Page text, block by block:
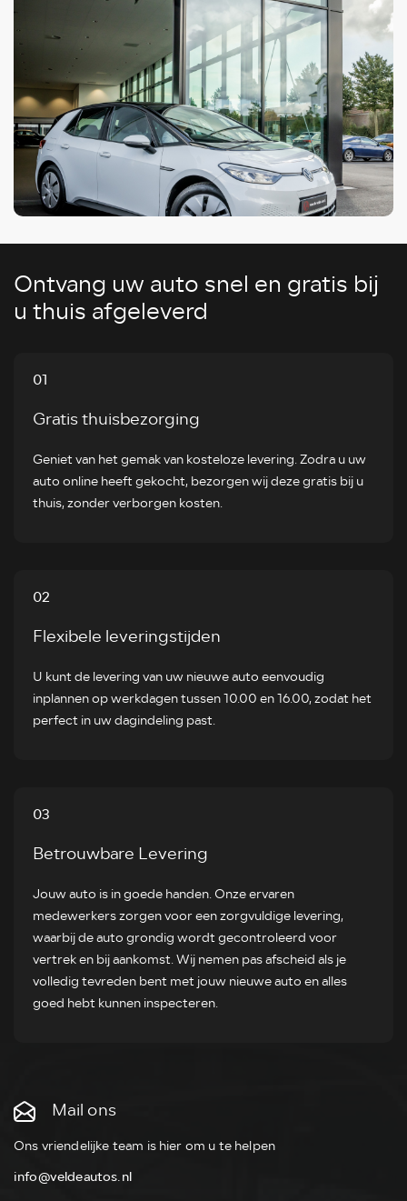
Ontvang uw auto snel en gratis bij
u thuis afgeleverd
01
Gratis thuisbezorging
Geniet van het gemak van kosteloze levering. Zodra u uw
auto online heeft gekocht, bezorgen wij deze gratis bij u
thuis, zonder verborgen kosten.
02
Flexibele leveringstijden
U kunt de levering van uw nieuwe auto eenvoudig
inplannen op werkdagen tussen 10.00 en 16.00, zodat het
perfect in uw dagindeling past.
03
Betrouwbare Levering
Jouw auto is in goede handen. Onze ervaren
medewerkers zorgen voor een zorgvuldige levering,
waarbij de auto grondig wordt gecontroleerd voor
vertrek en bij aankomst. Wij nemen pas afscheid als je
volledig tevreden bent met jouw nieuwe auto en alles
goed hebt kunnen inspecteren.
Mail ons
Ons vriendelijke team is hier om u te helpen
info@veldeautos.nl